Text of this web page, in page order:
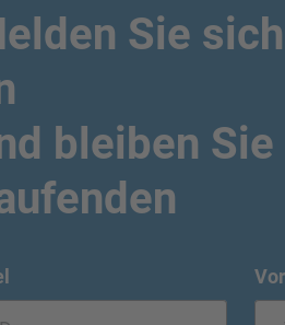
Sie
bleiben